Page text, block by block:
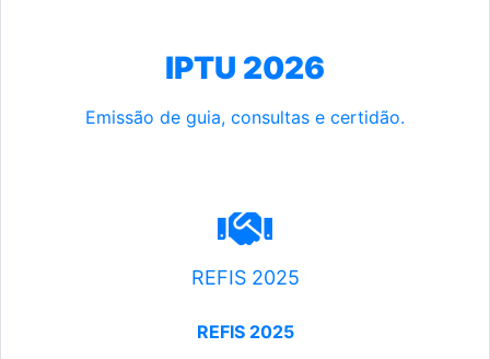
IPTU 2026
Emissão de guia, consultas e certidão.
REFIS 2025
REFIS 2025